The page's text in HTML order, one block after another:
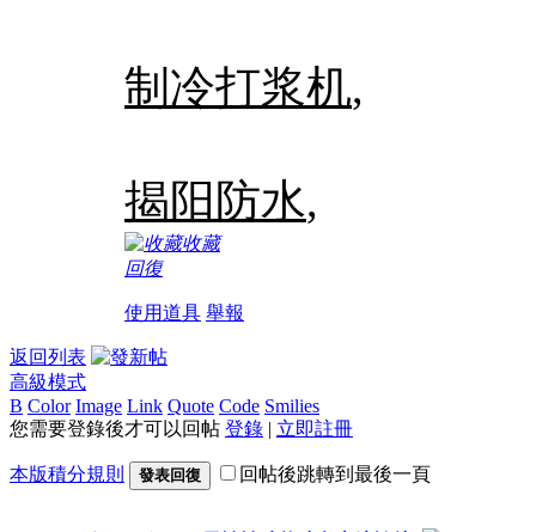
制冷打浆机,
揭阳防水,
收藏
回復
使用道具 舉報
返回列表
高級模式
B Color Image Link Quote Code Smilies
您需要登錄後才可以回帖 登錄 | 立即註冊
本版積分規則 發表回復 回帖後跳轉到最後一頁